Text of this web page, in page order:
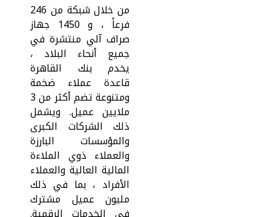
من خلال شبكة من 246
فرعاً ، و 1450 جهاز
صراف آلي منتشرة في
جميع أنحاء البلاد ،
يخدم بنك القاهرة
قاعدة عملاء ضخمة
ومتنوعة تضم أكثر من 3
ملايين عميل. ويشمل
ذلك الشركات الكبرى
والمؤسسات البارزة
والعملاء ذوي الملاءة
المالية العالية والعملاء
الأفراد ، بما في ذلك
مليون عميل مشترك